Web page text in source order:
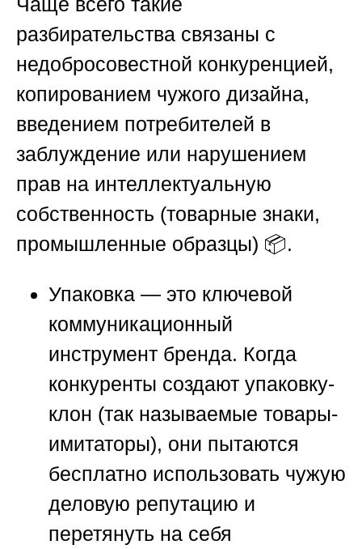
разбирательства связаны с
недобросовестной конкуренцией,
копированием чужого дизайна,
введением потребителей в
заблуждение или нарушением
прав на интеллектуальную
собственность (товарные знаки,
промышленные образцы) 📦.
Упаковка — это ключевой
коммуникационный
инструмент бренда. Когда
конкуренты создают упаковку-
клон (так называемые товары-
имитаторы), они пытаются
бесплатно использовать чужую
деловую репутацию и
перетянуть на себя